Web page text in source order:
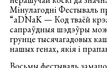
Мінулагодні Фестываль
“аDNаK — Код тваёй
сапраўдныя шэдэўры
грунце тысячагадовых
нашых генах, якія і